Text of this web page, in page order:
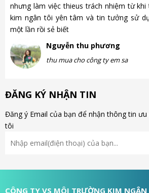
nhưng làm việc thieus trách nhiệm từ
kim ngân tôi yên tâm và tin tưởng sử
một lần rồi sẻ biết
Nguyễn thu phương
thu mua cho công ty em sa
ĐĂNG KÝ NHẬN TIN
Đăng ý Email của bạn để nhận thông tin
tôi
CÔNG TY VS MÔI TRƯỜNG KIM NGÂN